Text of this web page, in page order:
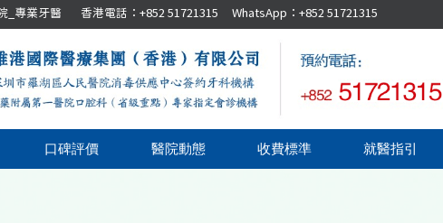
_專業牙醫 香港電話：+852 51721315 WhatsApp：+852 51721315
口碑評價 醫院動態 收費標準 就醫指引